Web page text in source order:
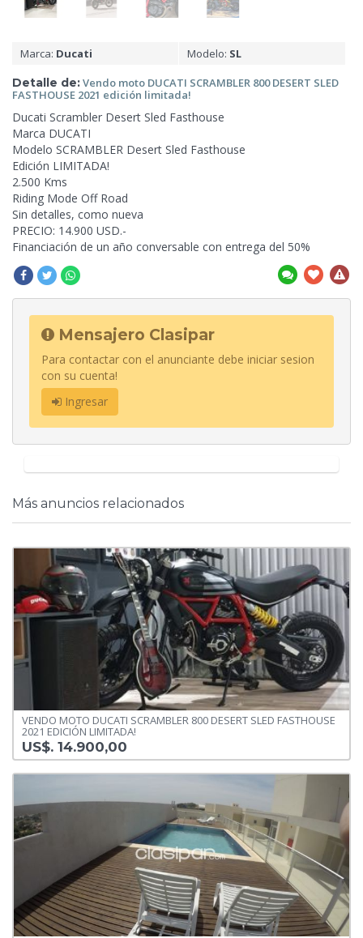
Marca: Ducati Modelo: SL
Detalle de:Vendo moto DUCATI SCRAMBLER 800 DESERT SLED
FASTHOUSE 2021 edición limitada!
Ducati Scrambler Desert Sled Fasthouse
Marca DUCATI
Modelo SCRAMBLER Desert Sled Fasthouse
Edición LIMITADA!
2.500 Kms
Riding Mode Off Road
Sin detalles, como nueva
PRECIO: 14.900 USD.-
Financiación de un año conversable con entrega del 50%
Mensajero Clasipar
Para contactar con el anunciante debe iniciar sesion
con su cuenta!
Ingresar
Más anuncios relacionados
VENDO MOTO DUCATI SCRAMBLER 800 DESERT SLED FASTHOUSE
2021 EDICIÓN LIMITADA!
US$. 14.900,00